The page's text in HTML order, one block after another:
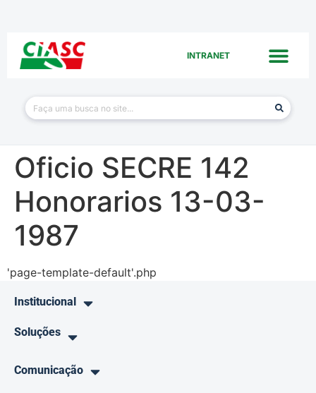
INTRANET
Oficio SECRE 142
Honorarios 13-03-
1987
'page-template-default'.php
Institucional
Soluções
Comunicação